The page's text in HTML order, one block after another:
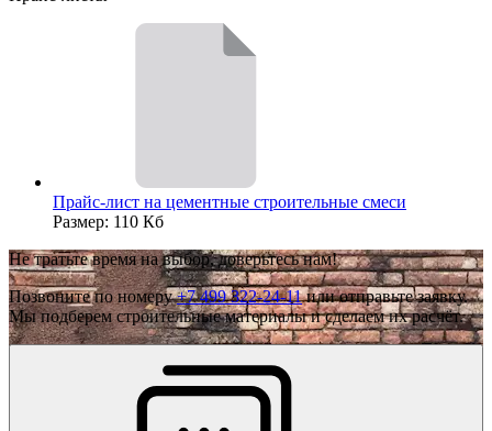
Прайс-лист на цементные строительные смеси
Размер: 110 Кб
Не тратьте время на выбор, доверьтесь нам!
Позвоните по номеру+7 499 322-24-11или отправьте заявку.
Мы подберем строительные материалы и сделаем их расчёт.